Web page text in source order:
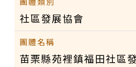
社區發展協會
苗栗縣苑裡鎮福田社區